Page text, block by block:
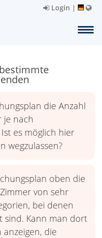
Login |
die Anzahl
je nach
es möglich hier
wegzulassen?
oben die
von sehr
bei denen
sind. Kann man dort
die